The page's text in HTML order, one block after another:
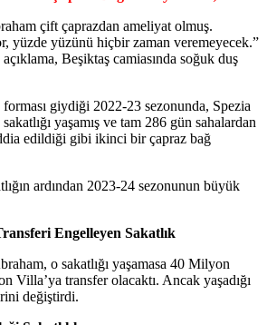
çift çaprazdan ameliyat olmuş.
yüzde yüzünü hiçbir zaman veremeyecek.”
Beşiktaş camiasında soğuk duş
giydiği 2022-23 sezonunda, Spezia
yaşamış ve tam 286 gün sahalardan
edildiği gibi ikinci bir çapraz bağ
ardından 2023-24 sezonunun büyük
Engelleyen Sakatlık
o sakatlığı yaşamasa 40 Milyon
Villa’ya transfer olacaktı. Ancak yaşadığı
değiştirdi.